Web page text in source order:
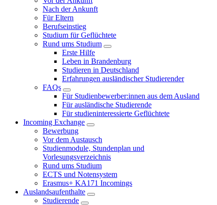
Nach der Ankunft
Für Eltern
Berufseinstieg
Studium für Geflüchtete
Rund ums Studium
Erste Hilfe
Leben in Brandenburg
Studieren in Deutschland
Erfahrungen ausländischer Studierender
FAQs
Für Studienbewerber:innen aus dem Ausland
Für ausländische Studierende
Für studieninteressierte Geflüchtete
Incoming Exchange
Bewerbung
Vor dem Austausch
Studienmodule, Stundenplan und
Vorlesungsverzeichnis
Rund ums Studium
ECTS und Notensystem
Erasmus+ KA171 Incomings
Auslandsaufenthalte
Studierende